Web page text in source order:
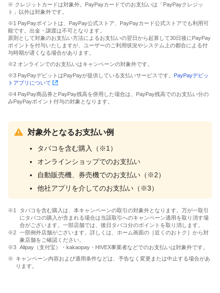
※ クレジットカードは対象外。PayPayカードでのお支払いは「PayPayクレジッ
ト」以外は対象外です。
※1 PayPayポイントは、PayPay公式ストア、PayPayカード公式ストアでも利用可
能です。出金・譲渡は不可となります。
原則として対象のお支払い方法によるお支払いの翌日から起算して30日後にPayPay
ポイントを付与いたしますが、ユーザーのご利用状況やシステム上の都合による付
与時期が遅くなる場合があります。
※2 オンラインでのお支払いはキャンペーンの対象外です。
※3 PayPayデビットはPayPayが提供している支払いサービスです。 PayPayデビッ
トアプリについて
※4 PayPay商品券とPayPay残高を併用した場合は、PayPay残高でのお支払い分の
みPayPayポイント付与の対象となります。
対象外となるお支払い例
タバコを含む購入（※1）
オンラインショップでのお支払い
自動販売機、券売機でのお支払い（※2）
他社アプリを介してのお支払い（※3）
タバコを含む購入は、本キャンペーンの取引の対象外となります。万が一取引
にタバコの購入が含まれる場合は当該取引へのキャンペーン適用を取り消す場
合がございます。一部店舗では、後日タバコ分のポイントを取り消します。
一部例外店舗がございます。詳しくは、ホーム画面の［近くのおトク］から対
象店舗をご確認ください。
Alipay（支付宝）・kakaopay・HIVEX事業者などでのお支払いは対象外です。
キャンペーン内容および適用条件などは、予告なく変更または中止する場合があ
ります。